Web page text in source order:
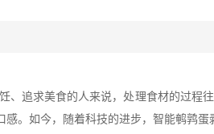
求美食的人来说，处理食材的过程往
感。如今，随着科技的进步，智能鹌鹑